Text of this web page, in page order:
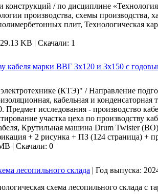
/ по дисциплине
производства, схемы производства,
плит, Технологическая
KB | Скачали: 1
кабеля марки ВВГ 3х120 и 3х150 с
(КТЭ)" / Направление
кабельная и
Предмет исследования - производство
участка цеха по производству
Крутильная машина Drum Twister
+ 2 рисунка + ПЗ (124 страница) +
| Скачали: 0
лесопильного склада | Год выпуска:
схема лесопильного склада с